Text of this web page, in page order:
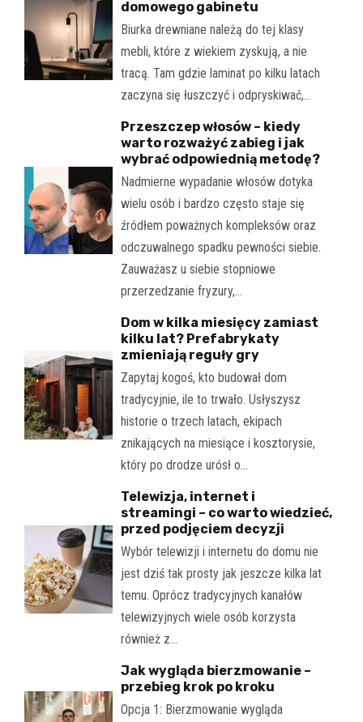
domowego gabinetu
Biurka drewniane należą do tej klasy
mebli, które z wiekiem zyskują, a nie
tracą. Tam gdzie laminat po kilku latach
zaczyna się łuszczyć i odpryskiwać,…
Przeszczep włosów – kiedy
warto rozważyć zabieg i jak
wybrać odpowiednią metodę?
Nadmierne wypadanie włosów dotyka
wielu osób i bardzo często staje się
źródłem poważnych kompleksów oraz
odczuwalnego spadku pewności siebie.
Zauważasz u siebie stopniowe
przerzedzanie fryzury,…
Dom w kilka miesięcy zamiast
kilku lat? Prefabrykaty
zmieniają reguły gry
Zapytaj kogoś, kto budował dom
tradycyjnie, ile to trwało. Usłyszysz
historie o trzech latach, ekipach
znikających na miesiące i kosztorysie,
który po drodze urósł o…
Telewizja, internet i
streamingi – co warto wiedzieć,
przed podjęciem decyzji
Wybór telewizji i internetu do domu nie
jest dziś tak prosty jak jeszcze kilka lat
temu. Oprócz tradycyjnych kanałów
telewizyjnych wiele osób korzysta
również z…
Jak wygląda bierzmowanie –
przebieg krok po kroku
Opcja 1: Bierzmowanie wygląda